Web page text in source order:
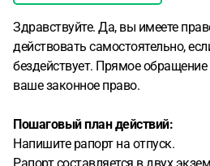
Здравствуйте. Да, вы имеете
действовать самостоятельно,
бездействует. Прямое
ваше законное право.
Пошаговый план действий:
Напишите рапорт на отпуск.